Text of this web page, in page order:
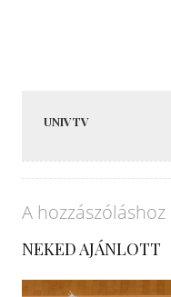
UNIVTV
A hozzászóláshoz
NEKED AJÁNLOTT